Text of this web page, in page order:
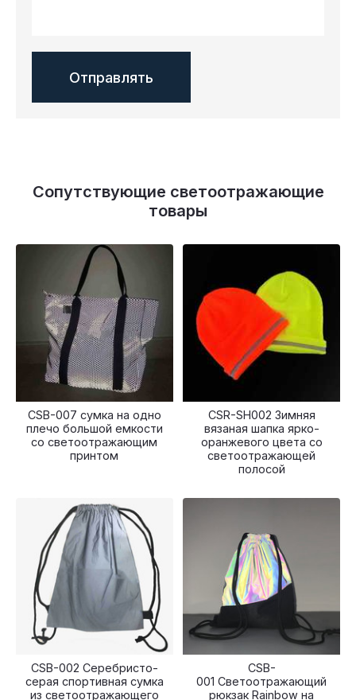
Сопутствующие светоотражающие
товары
CSB-007 сумка на одно
плечо большой емкости
со светоотражающим
принтом
CSR-SH002 Зимняя
вязаная шапка ярко-
оранжевого цвета со
светоотражающей
полосой
CSB-002 Серебристо-
серая спортивная сумка
из светоотражающего
CSB-
001 Светоотражающий
рюкзак Rainbow на